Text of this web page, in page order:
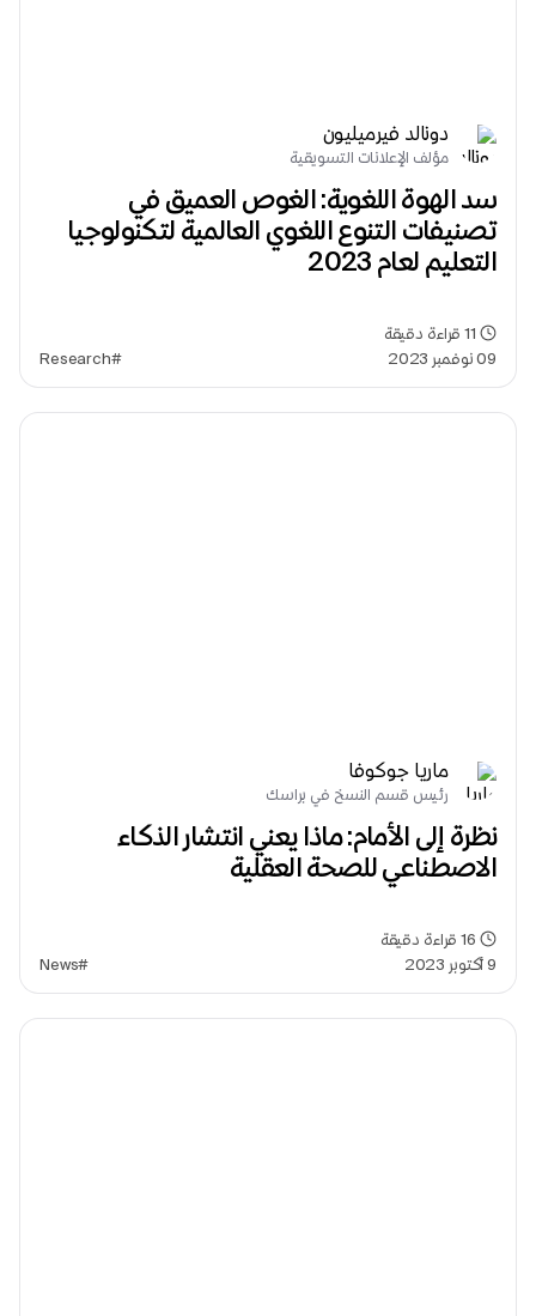
دونالد فيرميليون
مؤلف الإعلانات التسويقية
سد الهوة اللغوية: الغوص العميق في
تصنيفات التنوع اللغوي العالمية لتكنولوجيا
التعليم لعام 2023
09 نوفمبر 2023
11 قراءة دقيقة
#Research
ماريا جوكوفا
رئيس قسم النسخ في براسك
نظرة إلى الأمام: ماذا يعني انتشار الذكاء
الاصطناعي للصحة العقلية
9 أكتوبر 2023
16 قراءة دقيقة
#News